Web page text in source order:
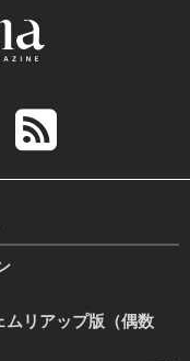
ムリアップ版（偶数